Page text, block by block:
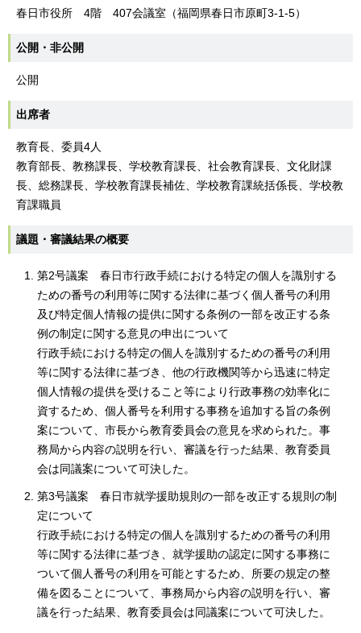
春日市役所 4階 407会議室（福岡県春日市原町3-1-5）
公開・非公開
公開
出席者
教育長、委員4人
教育部長、教務課長、学校教育課長、社会教育課長、文化財課
長、総務課長、学校教育課長補佐、学校教育課統括係長、学校教
育課職員
議題・審議結果の概要
第2号議案 春日市行政手続における特定の個人を識別する
ための番号の利用等に関する法律に基づく個人番号の利用
及び特定個人情報の提供に関する条例の一部を改正する条
例の制定に関する意見の申出について
行政手続における特定の個人を識別するための番号の利用
等に関する法律に基づき、他の行政機関等から迅速に特定
個人情報の提供を受けること等により行政事務の効率化に
資するため、個人番号を利用する事務を追加する旨の条例
案について、市長から教育委員会の意見を求められた。事
務局から内容の説明を行い、審議を行った結果、教育委員
会は同議案について可決した。
第3号議案 春日市就学援助規則の一部を改正する規則の制
定について
行政手続における特定の個人を識別するための番号の利用
等に関する法律に基づき、就学援助の認定に関する事務に
ついて個人番号の利用を可能とするため、所要の規定の整
備を図ることについて、事務局から内容の説明を行い、審
議を行った結果、教育委員会は同議案について可決した。